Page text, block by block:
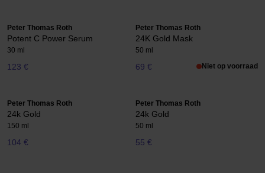
Peter Thomas Roth
Potent C Power Serum
30 ml
123 €
Peter Thomas Roth
24K Gold Mask
50 ml
69 € Niet op voorraad
Peter Thomas Roth
24k Gold
150 ml
104 €
Peter Thomas Roth
24k Gold
50 ml
55 €